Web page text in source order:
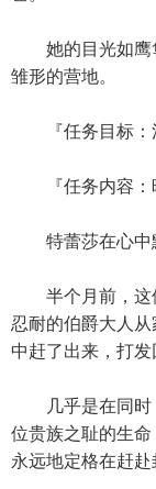
她的目光如鹰
雏形的营地。
『任务目标：法
『任务内容：暗
特蕾莎在心中
半个月前，这
忍耐的伯爵大人从
中赶了出来，打发
几乎是在同时
位贵族之耻的生命
永远地定格在赶赴